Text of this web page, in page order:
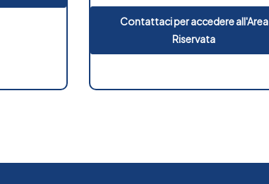
Contattaci per accedere all'Area
Riservata